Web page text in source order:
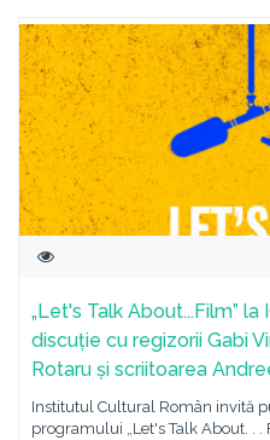
„Let's Talk About...Film”
discuție cu regizorii Gabi
Rotaru și scriitoarea
Institutul Cultural Român invită
programului „Let's Talk About. . .